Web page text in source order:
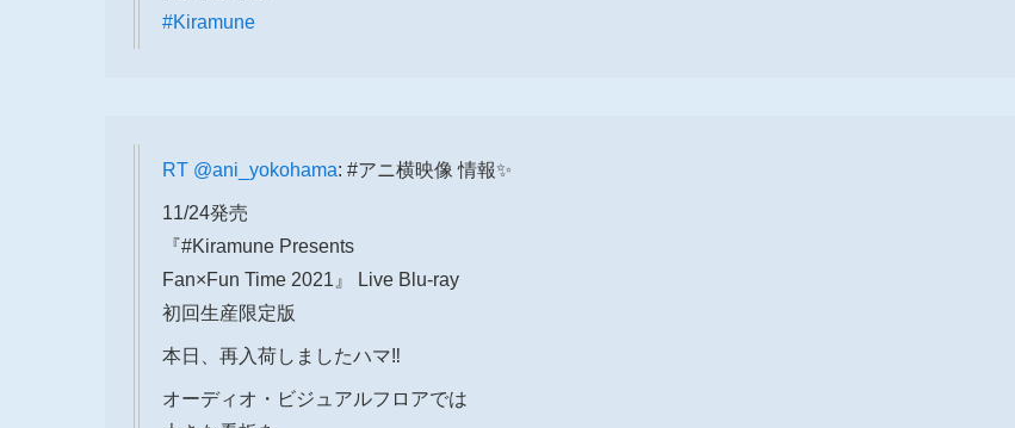
#Kiramune
RT @ani_yokohama: #アニ横映像 情報✨
11/24発売
『#Kiramune Presents
Fan×Fun Time 2021』 Live Blu-ray
初回生産限定版
本日、再入荷しましたハマ‼️
オーディオ・ビジュアルフロアでは